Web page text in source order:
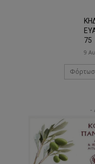
75
9
-